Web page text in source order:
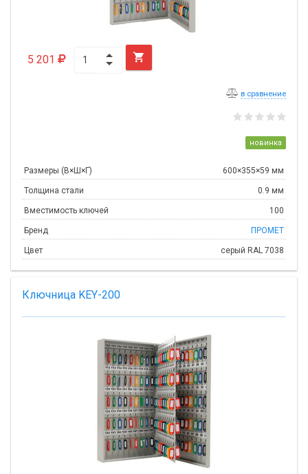
5 201 
в сравнение
новинка
Размеры (В×Ш×Г) 600×355×59 мм
Толщина стали 0.9 мм
Вместимость ключей 100
Бренд ПРОМЕТ
Цвет серый RAL 7038
Ключница KEY-200